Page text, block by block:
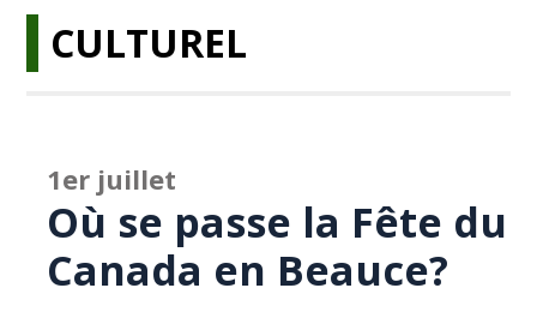
CULTUREL
1er juillet
Où se passe la Fête du
Canada en Beauce?